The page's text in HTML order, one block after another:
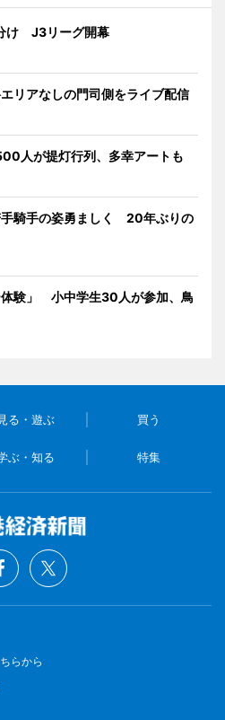
け J3リーグ開幕
リアなしの門司側をライブ配信
人が提灯行列、多幸アートも
手騎手の姿勇ましく 20年ぶりの
体験」 小中学生30人が参加、鳥
る・遊ぶ 買う
ぶ・知る 特集
らから